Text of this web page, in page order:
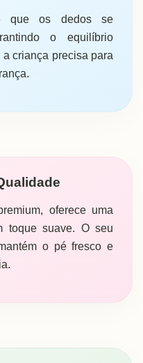
que os dedos se
o equilíbrio
criança precisa para
oferece uma
toque suave. O seu
o pé fresco e